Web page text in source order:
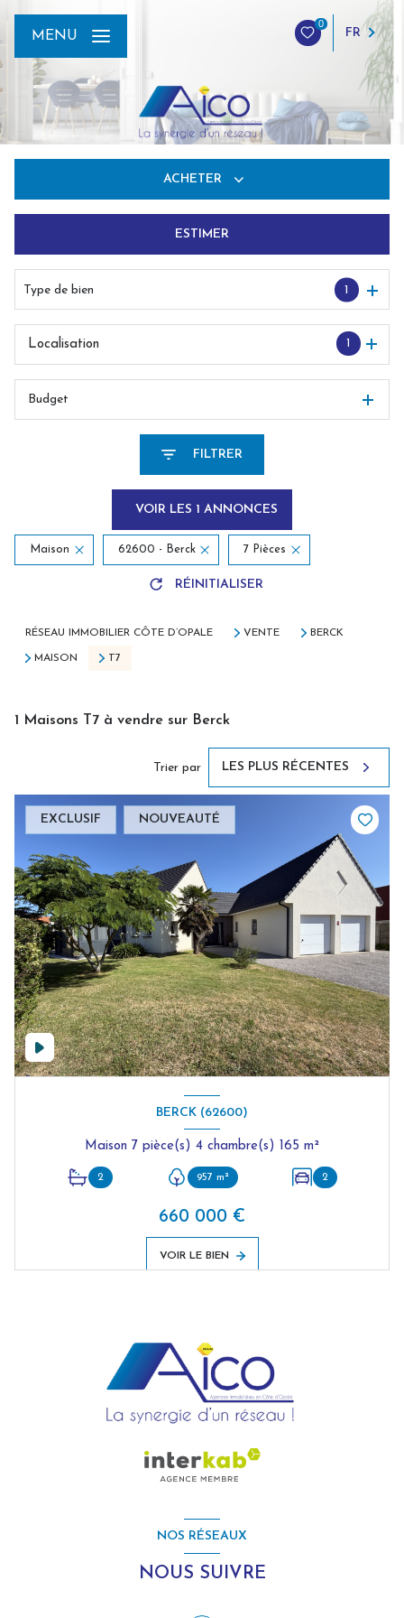
0
FR
MENU
ACHETER
De l'immo pro
ESTIMER
Type de bien 1
1
Localisation
Budget
FILTRER
VOIR LES 1 ANNONCES
Maison 62600 - Berck 7 Pièces
RÉINITIALISER
RÉSEAU IMMOBILIER CÔTE D’OPALE VENTE BERCK
MAISON T7
1 Maisons T7 à vendre sur Berck
Trier par LES PLUS RÉCENTES
EXCLUSIF NOUVEAUTÉ
BERCK (62600)
Maison 7 pièce(s) 4 chambre(s) 165 m²
2 957 m² 2
660 000 €
VOIR LE BIEN
NOS RÉSEAUX
NOUS SUIVRE